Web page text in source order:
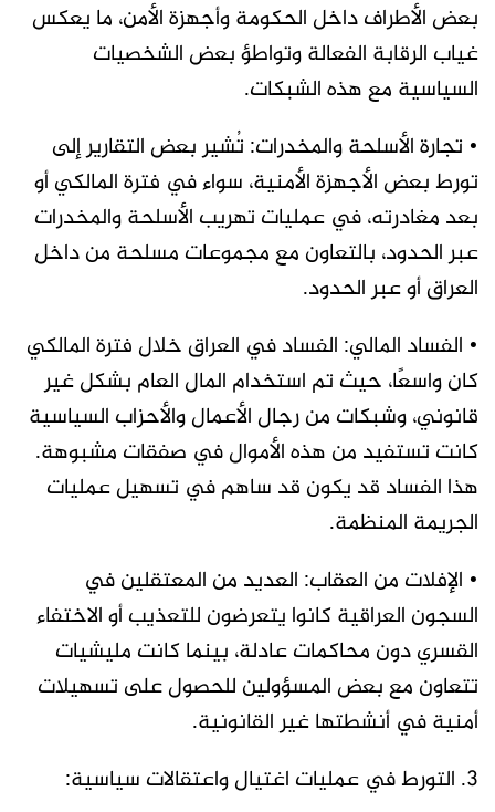
بعض الأطراف داخل الحكومة وأجهزة الأمن، ما يعكس
غياب الرقابة الفعالة وتواطؤ بعض الشخصيات
السياسية مع هذه الشبكات.
• تجارة الأسلحة والمخدرات: تُشير بعض التقارير إلى
تورط بعض الأجهزة الأمنية، سواء في فترة المالكي أو
بعد مغادرته، في عمليات تهريب الأسلحة والمخدرات
عبر الحدود، بالتعاون مع مجموعات مسلحة من داخل
العراق أو عبر الحدود.
• الفساد المالي: الفساد في العراق خلال فترة المالكي
كان واسعًا، حيث تم استخدام المال العام بشكل غير
قانوني، وشبكات من رجال الأعمال والأحزاب السياسية
كانت تستفيد من هذه الأموال في صفقات مشبوهة.
هذا الفساد قد يكون قد ساهم في تسهيل عمليات
الجريمة المنظمة.
• الإفلات من العقاب: العديد من المعتقلين في
السجون العراقية كانوا يتعرضون للتعذيب أو الاختفاء
القسري دون محاكمات عادلة، بينما كانت مليشيات
تتعاون مع بعض المسؤولين للحصول على تسهيلات
أمنية في أنشطتها غير القانونية.
3. التورط في عمليات اغتيال واعتقالات سياسية: